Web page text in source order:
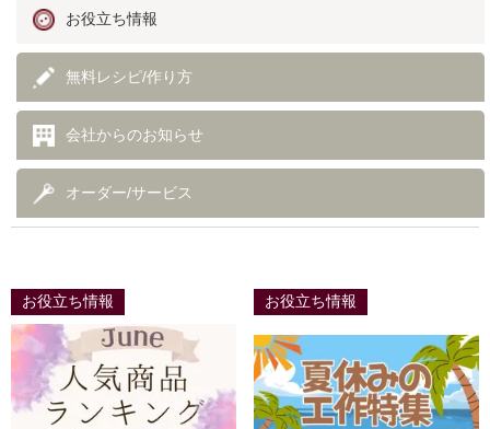
お役立ち情報
無料レシピ/作り方
会社からのお知らせ
オーダー/サービス
お役立ち情報 お役立ち情報